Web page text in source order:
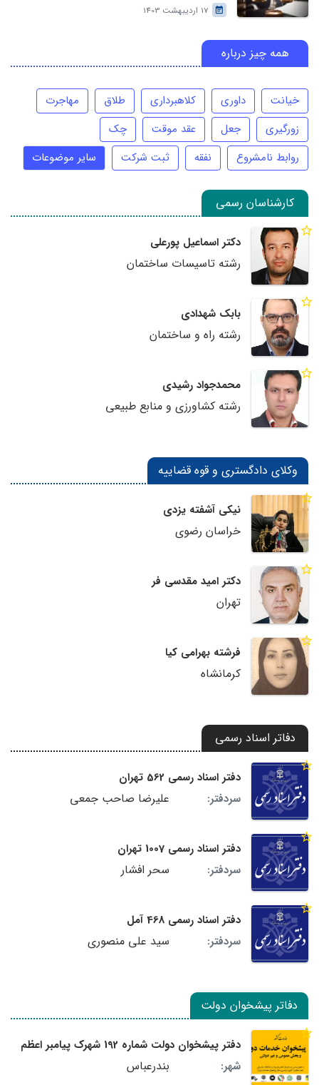
17 اردیبهشت 1403
همه چیز درباره
خیانت داوری کلاهبرداری طلاق
مهاجرت
زورگیری
جعل عقد موقت
چک
روابط نامشروع
نفقه ثبت شرکت سایر موضوعات
کارشناسان رسمی
دکتر اسماعیل پورعلی
رشته تاسیسات ساختمان
بابک شهدادی
رشته راه و ساختمان
محمدجواد رشیدی
رشته کشاورزی و منابع طبیعی
وکلای دادگستری و قوه قضاییه
نیکی آشفته یزدی
خراسان رضوی
دکتر امید مقدسی فر
تهران
فرشته بهرامی کیا
کرمانشاه
دفاتر اسناد رسمی
دفتر اسناد رسمی 562 تهران
سردفتر:
علیرضا صاحب جمعى
دفتر اسناد رسمی 1007 تهران
سردفتر:
سحر افشار
دفتر اسناد رسمی 468 آمل
سردفتر:
سید علی منصوری
دفاتر پیشخوان دولت
دفتر پیشخوان دولت شماره 192 شهرک پیامبر اعظم
شهر:
بندرعباس